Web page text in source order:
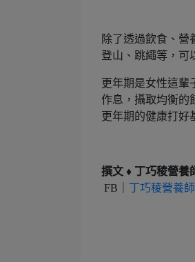
除了透過飲食、營
登山、跳繩等，可
更年期是女性這輩
作息，攝取均衡的
更年期的健康打好
撰文 ♦ 丁巧稜營養
FB｜ 丁巧稜營養師